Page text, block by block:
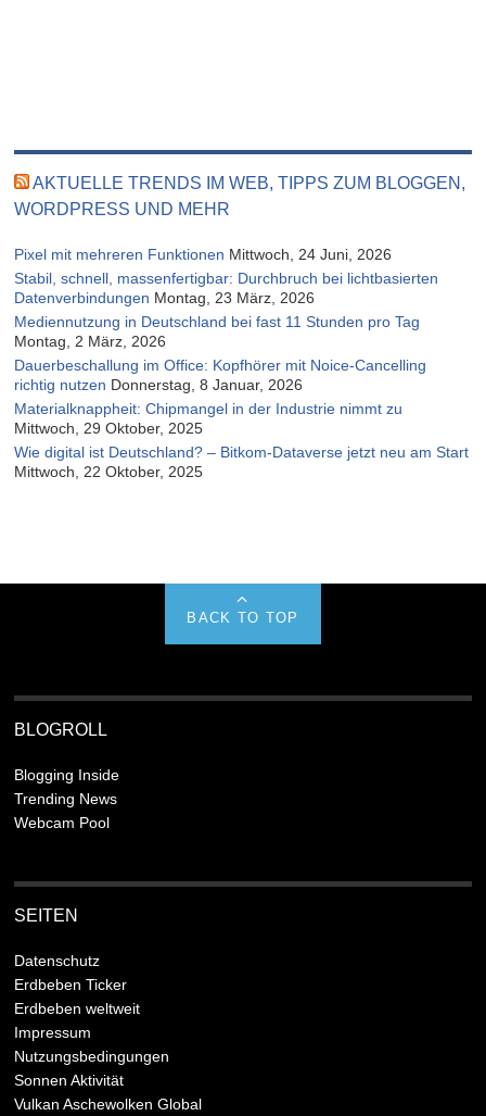
AKTUELLE TRENDS IM WEB, TIPPS ZUM BLOGGEN,
WORDPRESS UND MEHR
Pixel mit mehreren Funktionen Mittwoch, 24 Juni, 2026
Stabil, schnell, massenfertigbar: Durchbruch bei lichtbasierten
Datenverbindungen Montag, 23 März, 2026
Mediennutzung in Deutschland bei fast 11 Stunden pro Tag
Montag, 2 März, 2026
Dauerbeschallung im Office: Kopfhörer mit Noice-Cancelling
richtig nutzen Donnerstag, 8 Januar, 2026
Materialknappheit: Chipmangel in der Industrie nimmt zu
Mittwoch, 29 Oktober, 2025
Wie digital ist Deutschland? – Bitkom-Dataverse jetzt neu am Start
Mittwoch, 22 Oktober, 2025
BACK TO TOP
BLOGROLL
Blogging Inside
Trending News
Webcam Pool
SEITEN
Datenschutz
Erdbeben Ticker
Erdbeben weltweit
Impressum
Nutzungsbedingungen
Sonnen Aktivität
Vulkan Aschewolken Global